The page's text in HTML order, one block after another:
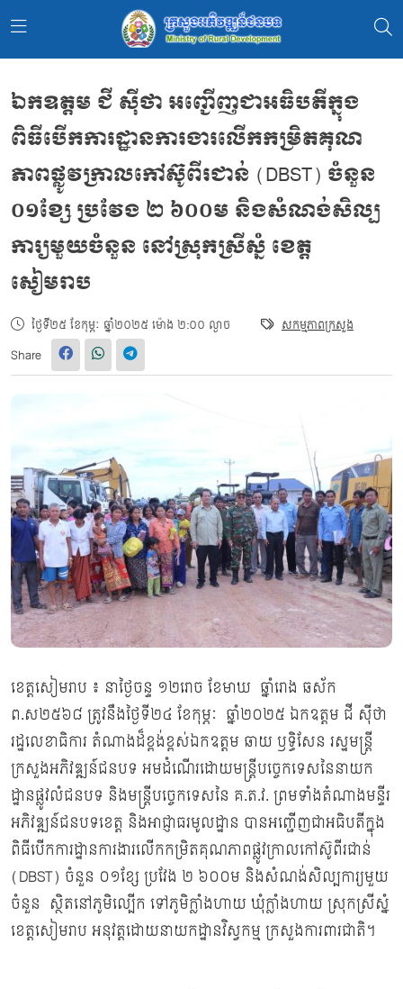
ឯកឧត្តម ជី សុីថា អញ្ជើញជាអធិបតីក្នុង
ពិធីបើកការដ្ឋានការងារលើកកម្រិតគុណ
ភាពផ្លូវក្រាលកៅស៊ូពីរជាន់ (DBST) ចំនួន
០១ខ្សែ ប្រវែង ២ ៦០០ម និងសំណង់សិល្ប
ការ្យមួយចំនួន នៅស្រុកស្រីស្នំ ខេត្ត
សៀមរាប
ថ្ងៃទី២៥ ខែកុម្ភៈ ឆ្នាំ២០២៥ ម៉ោង ២:០០ ល្ងាច សកម្មភាពក្រសួង
Share
ខេត្តសៀមរាប ៖ នាថ្ងៃចន្ទ ១២រោច ខែមាឃ ឆ្នាំរោង ឆស័ក
ព.ស២៥៦៨ ត្រូវនឹងថ្ងៃទី២៤ ខែកុម្ភៈ ឆ្នាំ២០២៥ ឯកឧត្តម ជី សុីថា
រដ្ឋលេខាធិការ តំណាងដ៏ខ្ពង់ខ្ពស់ឯកឧត្តម ឆាយ ឫទ្ធិសែន រស្ឋមន្ត្រី
ក្រសួងអភិវឌ្ឍន៍ជនបទ អមដំណើរដោយមន្រ្តីបច្ចេកទេសនៃនាយក
ដ្ឋានផ្លូវលំជនបទ និងមន្រ្តីបច្ចេកទេសនៃ គ.ត.វ. ព្រមទាំងតំណាងមន្ទីរ
អភិវឌ្ឍន៍ជនបទខេត្ត និងអាជ្ញាធរមូលដ្ឋាន បានអញ្ជើញជាអធិបតីក្នុង
ពិធីបើកការដ្ឋានការងារលើកកម្រិតគុណភាពផ្លូវក្រាលកៅស៊ូពីរជាន់
(DBST) ចំនួន ០១ខ្សែ ប្រវែង ២ ៦០០ម និងសំណង់សិល្បការ្យមួយ
ចំនួន ស្ថិតនៅភូមិល្បើក ទៅភូមិក្លាំងហាយ ឃុំក្លាំងហាយ ស្រុកស្រីស្នំ
ខេត្តសៀមរាប អនុវត្តដោយនាយកដ្ឋានវិស្វកម្ម ក្រសួងការពារជាតិ។